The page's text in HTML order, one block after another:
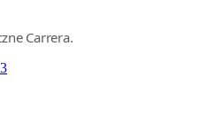
Carrera.